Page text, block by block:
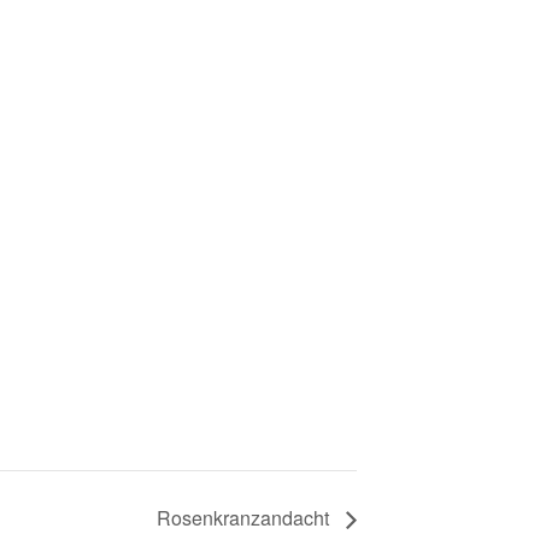
Rosenkranzandacht